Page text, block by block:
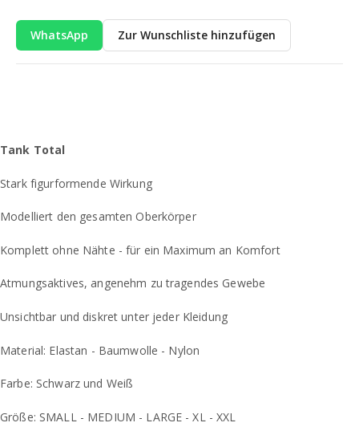
WhatsApp Zur Wunschliste hinzufügen
Tank Total
Stark figurformende Wirkung
Modelliert den gesamten Oberkörper
Komplett ohne Nähte - für ein Maximum an Komfort
Atmungsaktives, angenehm zu tragendes Gewebe
Unsichtbar und diskret unter jeder Kleidung
Material: Elastan - Baumwolle - Nylon
Farbe: Schwarz und Weiß
Größe: SMALL - MEDIUM - LARGE - XL - XXL